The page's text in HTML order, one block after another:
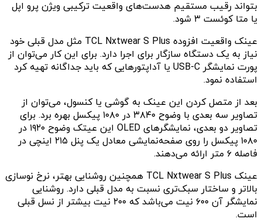
بتواند رقیب مستقیم هدست‌های واقعیت ترکیبی ویژن پرو اپل
یا متا کوئست ۳ شود.
عینک واقعیت افزوده TCL Nxtwear S Plus مثل مدل قبلی خود
نیاز به یک دستگاه سازگار برای اجرا دارد. برای این کار می‌توان از
پورت نمایشگر USB-C یا آداپتورهایی که باید جداگانه تهیه کرد
استفاده نمود.
بعد از متصل کردن این عینک به گوشی یا کنسول، می‌توان از
تصاویر سه بعدی با وضوح ۳۸۴۰ در ۱۰۸۰ پیکسل بهره برد. برای
تصاویر دو بعدی، نمایشگرهای OLED این عیتک وضوح ۱۹۲۰ در
۱۰۸۰ پیکسل را روی صفحه‌نمایشی معادل یک پنل ۲۱۵ اینچی در
فاصله ۶ متر ارائه می‌دهند.
عینک TCL Nxtwear S Plus همچنین روشنایی بهتر، نرخ نوسازی
بالاتر و ساختار سبک‌تری نسبت به مدل قبلی دارد. روشنایی
نمایشگر آن ۶۰۰ نیت می‌باشد که ۲۰۰ نیت بیشتر از نسل قبلی
است.